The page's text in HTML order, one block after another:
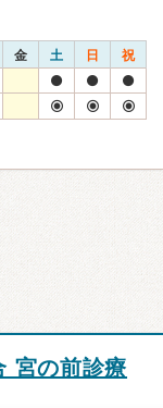
金 土 日 祝
宮の前診療